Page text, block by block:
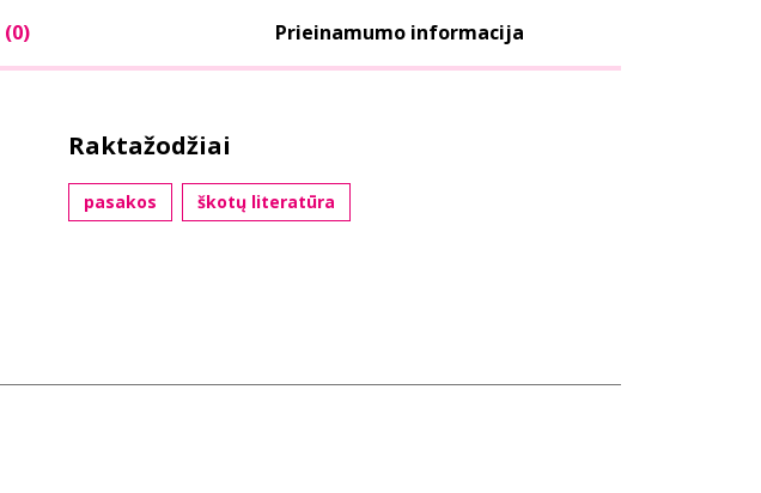
(0) Prieinamumo informacija
Raktažodžiai
pasakos škotų literatūra